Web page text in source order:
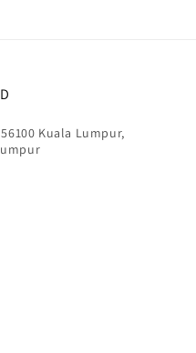
Kuala Lumpur,